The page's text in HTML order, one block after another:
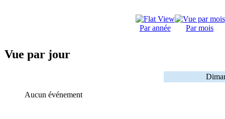
Par année Par mois
Vue par jour
Aucun événement